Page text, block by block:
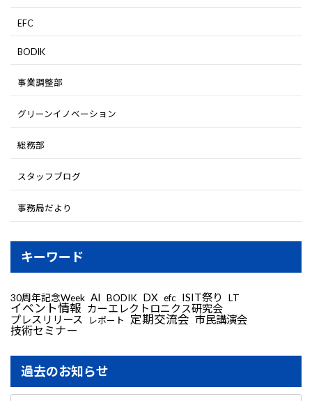
EFC
BODIK
事業調整部
グリーンイノベーション
総務部
スタッフブログ
事務局だより
キーワード
30周年記念Week AI BODIK DX efc ISIT祭り LT
イベント情報 カーエレクトロニクス研究会
プレスリリース
レポート 定期交流会 市民講演会
技術セミナー
過去のお知らせ